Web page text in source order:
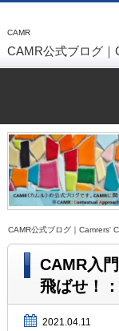
CAMR
CAMR公式ブログ｜
CAMR公式ブログ｜Camrers'
CAMR入
飛ばせ！
2021.04.11